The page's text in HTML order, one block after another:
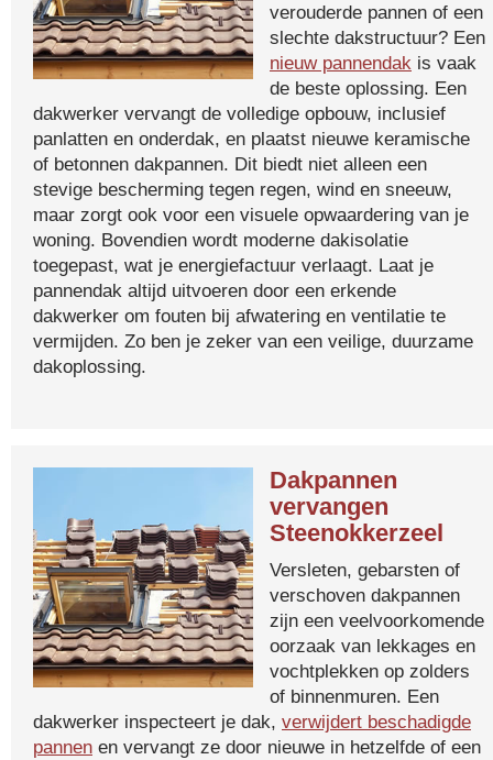
verouderde pannen of een
slechte dakstructuur? Een
nieuw pannendak is vaak
de beste oplossing. Een
dakwerker vervangt de volledige opbouw, inclusief
panlatten en onderdak, en plaatst nieuwe keramische
of betonnen dakpannen. Dit biedt niet alleen een
stevige bescherming tegen regen, wind en sneeuw,
maar zorgt ook voor een visuele opwaardering van je
woning. Bovendien wordt moderne dakisolatie
toegepast, wat je energiefactuur verlaagt. Laat je
pannendak altijd uitvoeren door een erkende
dakwerker om fouten bij afwatering en ventilatie te
vermijden. Zo ben je zeker van een veilige, duurzame
dakoplossing.
Dakpannen
vervangen
Steenokkerzeel
Versleten, gebarsten of
verschoven dakpannen
zijn een veelvoorkomende
oorzaak van lekkages en
vochtplekken op zolders
of binnenmuren. Een
dakwerker inspecteert je dak, verwijdert beschadigde
pannen en vervangt ze door nieuwe in hetzelfde of een